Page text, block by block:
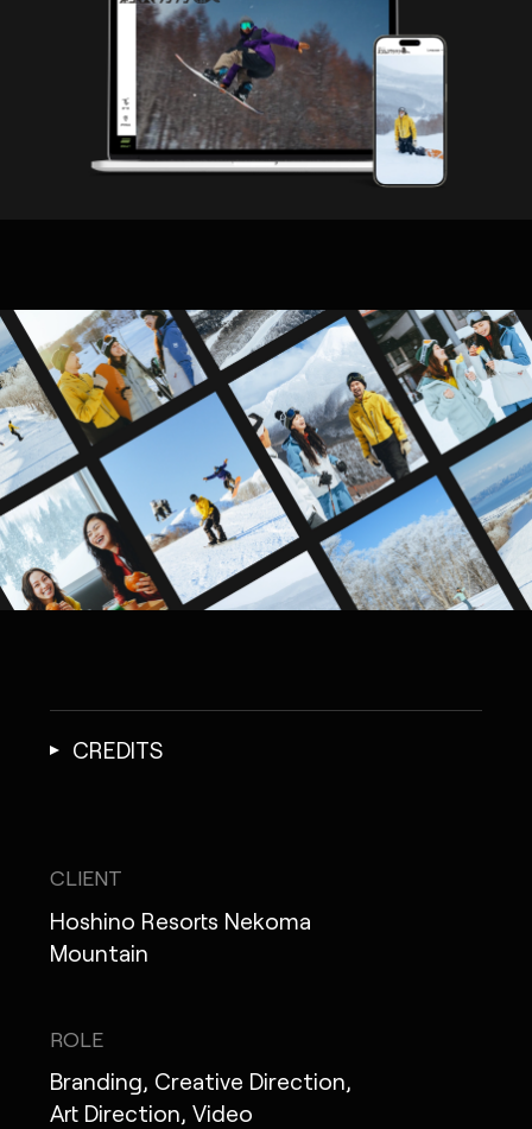
CREDITS
CLIENT
Hoshino Resorts Nekoma
Mountain
ROLE
Branding, Creative Direction,
Art Direction, Video